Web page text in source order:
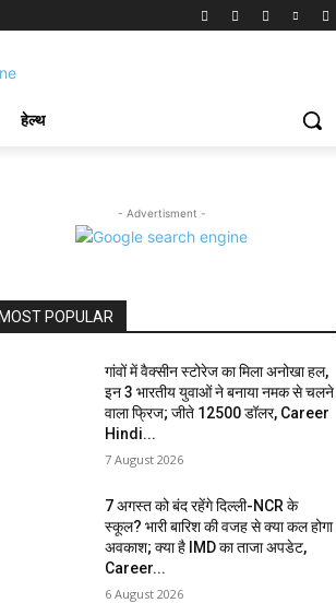
हेल्थ
- Advertisment -
MOST POPULAR
गांवों में वैक्सीन स्टोरेज का मिला अनोखा हल,
इन 3 भारतीय युवाओं ने बनाया नमक से चलने
वाला फ्रिज; जीते 12500 डॉलर, Career
Hindi...
7 August 2026
7 अगस्त को बंद रहेंगे दिल्ली-NCR के
स्कूल? भारी बारिश की वजह से क्या कल होगा
अवकाश; क्या है IMD का ताजा अपडेट,
Career...
6 August 2026